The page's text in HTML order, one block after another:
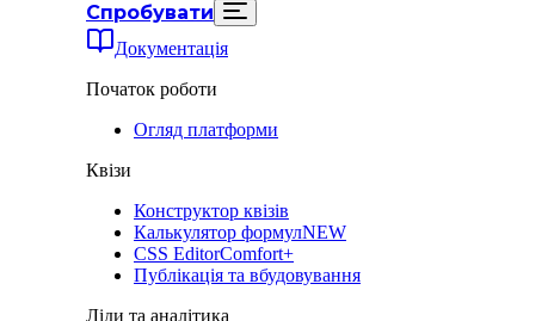
Спробувати
Документація
Початок роботи
Огляд платформи
Квізи
Конструктор квізів
Калькулятор формулNEW
CSS EditorComfort+
Публікація та вбудовування
Ліди та аналітика